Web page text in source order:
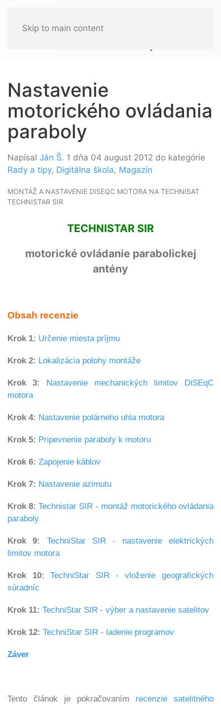
Skip to main content
Nastavenie
motorického ovládania
paraboly
Napísal Ján Š. 1 dňa 04 august 2012 do kategórie
Rady a tipy, Digitálna škola, Magazín
MONTÁŽ A NASTAVENIE DISEQC MOTORA NA TECHNISAT
TECHNISTAR SIR
TECHNISTAR SIR
motorické ovládanie parabolickej
antény
Obsah recenzie
Krok 1: Určenie miesta príjmu
Krok 2: Lokalizácia polohy montáže
Krok 3:
Nastavenie mechanických limitov DiSEqC
motora
Krok 4: Nastavenie polárneho uhla motora
Krok 5: Pripevnenie paraboly k motoru
Krok 6: Zapojenie káblov
Krok 7: Nastavenie azimutu
Krok 8: Technistar SIR - montáž motorického ovládania
paraboly
Krok 9: TechniStar SIR
- nastavenie elektrických
limitov motora
Krok 10: TechniStar SIR
- vloženie geografických
súradníc
Krok 11: TechniStar SIR - výber a nastavenie satelitov
Krok 12: TechniStar SIR - ladenie programov
Záver
Tento článok je pokračovaním recenzie satelitného